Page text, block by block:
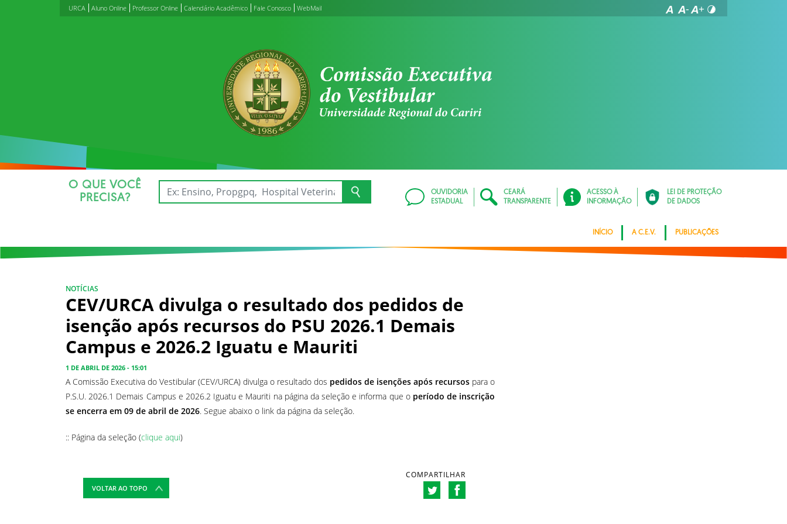
URCA Aluno Online Professor Online Calendário Acadêmico Fale Conosco WebMail
O QUE VOCÊ
PRECISA?
OUVIDORIA
ESTADUAL
CEARÁ
TRANSPARENTE
ACESSO À
INFORMAÇÃO
LEI DE PROTEÇÃO
DE DADOS
INÍCIO A C.E.V. PUBLICAÇÕES
NOTÍCIAS
CEV/URCA divulga o resultado dos pedidos de
isenção após recursos do PSU 2026.1 Demais
Campus e 2026.2 Iguatu e Mauriti
1 DE ABRIL DE 2026 - 15:01
A Comissão Executiva do Vestibular (CEV/URCA) divulga o resultado dos pedidos de isenções após recursos para o
P.S.U. 2026.1 Demais Campus e 2026.2 Iguatu e Mauriti na página da seleção e informa que o período de inscrição
se encerra em 09 de abril de 2026. Segue abaixo o link da página da seleção.
:: Página da seleção (clique aqui)
VOLTAR AO TOPO
COMPARTILHAR